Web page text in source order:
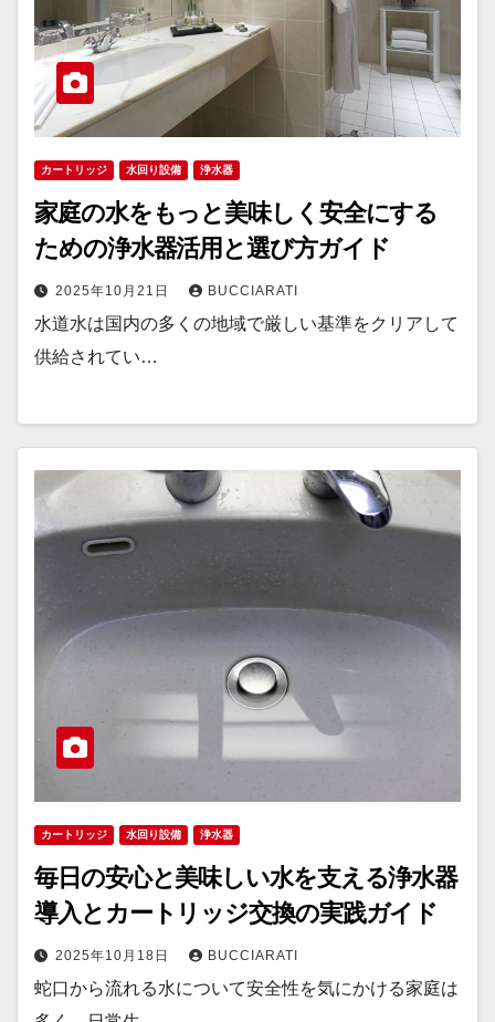
カートリッジ 水回り設備 浄水器
家庭の水をもっと美味しく安全にする
ための浄水器活用と選び方ガイド
2025年10月21日 BUCCIARATI
水道水は国内の多くの地域で厳しい基準をクリアして
供給されてい…
カートリッジ 水回り設備 浄水器
毎日の安心と美味しい水を支える浄水器
導入とカートリッジ交換の実践ガイド
2025年10月18日 BUCCIARATI
蛇口から流れる水について安全性を気にかける家庭は